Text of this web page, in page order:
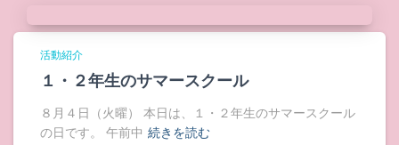
活動紹介
１・２年生のサマースクール
８月４日（火曜） 本日は、１・２年生のサマースクール
の日です。 午前中 続きを読む